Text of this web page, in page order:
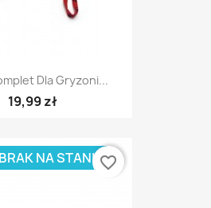
Dla Gryzoni...
19,99 zł
NA STANIEfavorite_border